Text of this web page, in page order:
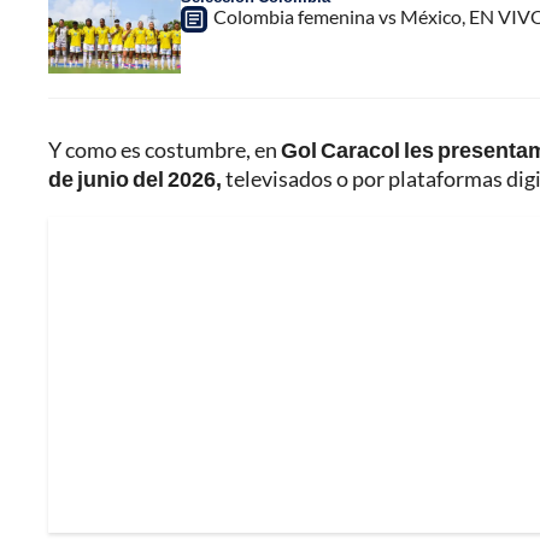
Colombia femenina vs México, EN
Y como es costumbre, enGol Caracol les
de junio del 2026,televisados o por plataformas